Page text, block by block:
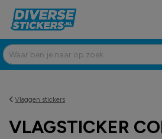
Vlaggen stickers
VLAGSTICKER